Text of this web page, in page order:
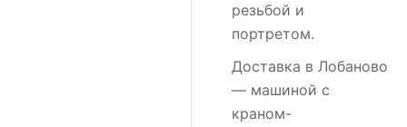
резьбой и
портретом.
Доставка в Лобаново
— машиной с
краном-